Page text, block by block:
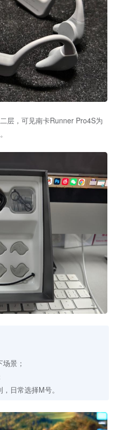
层，可见南卡Runner Pro4S为
景；
日常选择M号。